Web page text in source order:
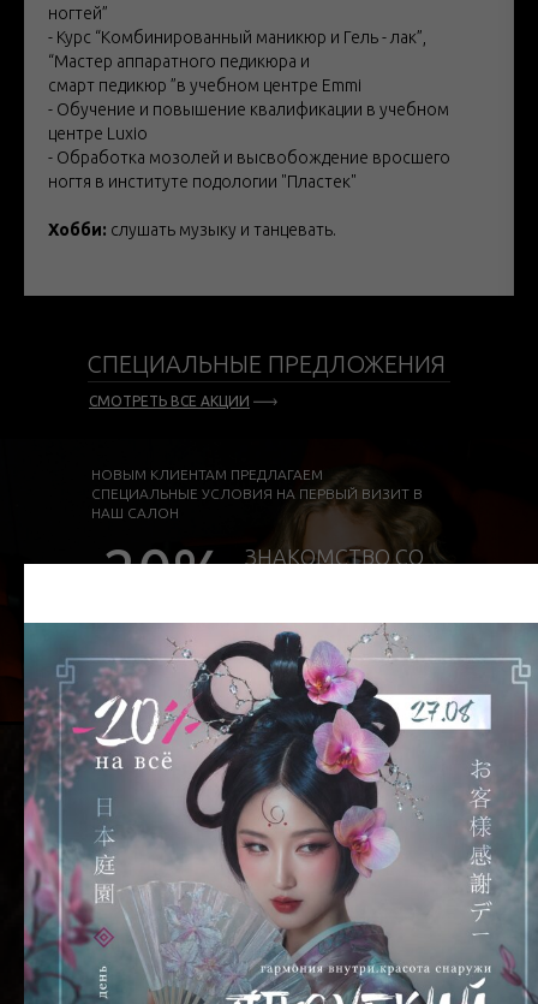
ногтей”
- Курс “Комбинированный маникюр и Гель - лак”,
“Мастер аппаратного педикюра и
смарт педикюр ”в учебном центре Emmi
- Обучение и повышение квалификации в учебном
центре Luxio
- Обработка мозолей и высвобождение вросшего
ногтя в институте подологии "Пластек"
Хобби: слушать музыку и танцевать.
СПЕЦИАЛЬНЫЕ ПРЕДЛОЖЕНИЯ
-20%
ЗНАКОМСТВО СО
НОВЫМ КЛИЕНТАМ ПРЕДЛАГАЕМ
СПЕЦИАЛЬНЫЕ УСЛОВИЯ НА ПЕРВЫЙ ВИЗИТ В
НАШ САЛОН
ЗАПИСАТЬСЯ
СМОТРЕТЬ ВСЕ АКЦИИ
СПЕЦИАЛЬНОЕ
ПРЕДЛОЖЕНИЕ 20% НА
ПЕРВЫЙ ВИЗИТ
Мы свяжемся с вами в течение нескольких минут и запишем
вас на удобную дату
*предложение действительно при условии заполнения
анкеты клиента с предоставлением персональных данных